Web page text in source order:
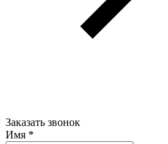
Заказать звонок
Имя *